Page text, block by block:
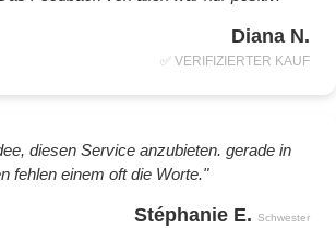
Diana N.
✅ VERIFIZIERTER KAUF
diesen Service anzubieten. gerade in
fehlen einem oft die Worte."
Stéphanie E. Schwester